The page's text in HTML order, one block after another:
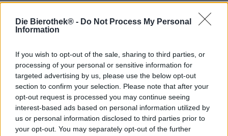
Die Bierothek® - Do Not Process My Personal
Information
If you wish to opt-out of the sale, sharing to third parties, or
processing of your personal or sensitive information for
targeted advertising by us, please use the below opt-out
section to confirm your selection. Please note that after your
opt-out request is processed you may continue seeing
interest-based ads based on personal information utilized by
us or personal information disclosed to third parties prior to
your opt-out. You may separately opt-out of the further
sapore affumicato a una succosa nota di mandarino,
Smoky Mandarina è una lager affumicata che si versa nel
sormontata da una schiuma bianca, ariosa e fugace. Al
naso si dispiega una splendida nota affumicata, creando
un'entusiasmante prima impressione, insieme a un
accenno di mandarino. Questa impressione prosegue al
palato: l'elegante fumo incontra il mandarino maturato al
sole. La lager è frizzante e rinfrescante, con un corpo
leggero come una piuma e un equilibrio raffinato.
BrewDogs Smoky Mandarina è una birra deliziosa che